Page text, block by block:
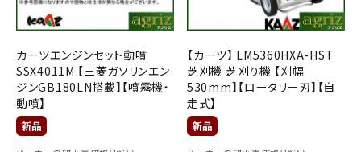
カーツエンジンセット動噴
SSX4011M 【三菱ガソリンエン
ジンGB180LN搭載】【噴霧機・
動噴】
【カーツ】 LM5360HXA-HST
芝刈機 芝刈り機 【刈幅
530mm】【ロータリー刃】【自
走式】